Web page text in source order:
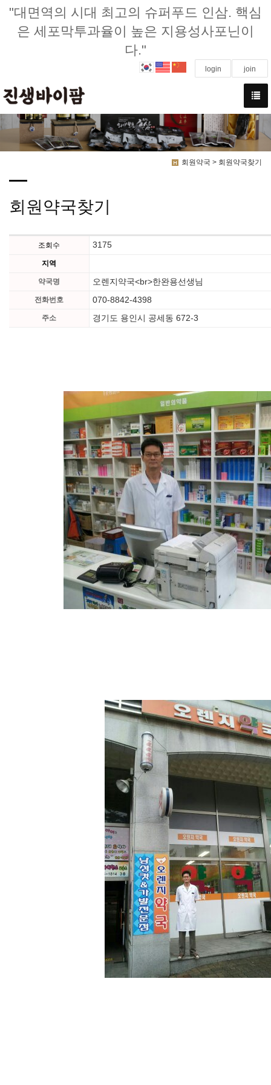
"대면역의 시대 최고의 슈퍼푸드 인삼. 핵심
은 세포막투과율이 높은 지용성사포닌이
다."
login join
회원약국 > 회원약국찾기
회원약국찾기
조회수 3175
지역
약국명 오렌지약국<br>한완용선생님
전화번호 070-8842-4398
주소 경기도 용인시 공세동 672-3